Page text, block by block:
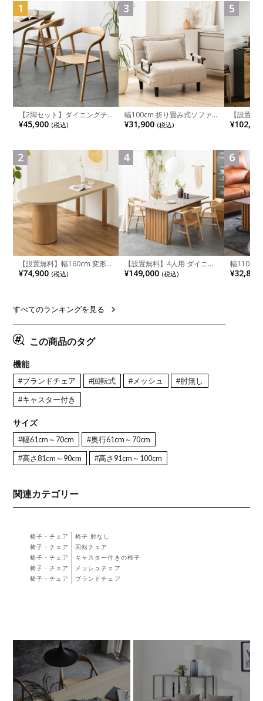
1
【2脚セット】ダイニングチ
ェア 木製 LUGA 肘付き チェ
ア 天然木 リビング椅子 板座
ュラル ブラウン 完成品
¥45,900 (税込)
2
【設置無料】幅160cm 変形
半円 ダイニングテーブル モ
ルタル風 LENAS コンクリー
リア風 グレージュ
¥74,900 (税込)
3
幅100cm 折り畳み式ソファ
ベッド コンパクト リクライ
ニング カウチスタイル 省ス
¥31,900 (税込)
4
【設置無料】4人用 ダイニン
グテーブルセット 5点 LUGA
セラミックテーブル おしゃれ
¥149,000 (税込)
5
【設置
チンカウ
板 引き出
れ ウッデ
ル グレー
6
幅110cm
木目調 リ
付き 長方
¥32,800
すべてのランキングを見る
この商品のタグ
機能
#ブランドチェア #回転式 #メッシュ #肘無し
#キャスター付き
サイズ
#幅61cm～70cm #奥行61cm～70cm
#高さ81cm～90cm #高さ91cm～100cm
関連カテゴリー
椅子・チェア
椅子 肘なし
椅子・チェア
回転チェア
椅子・チェア
キャスター付きの椅子
椅子・チェア
メッシュチェア
椅子・チェア
ブランドチェア